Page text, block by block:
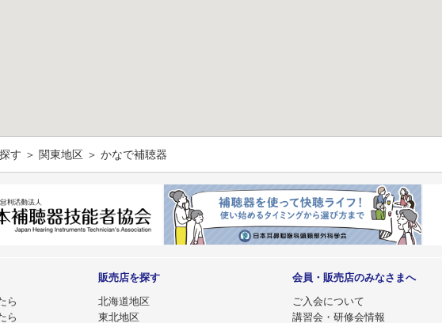
す ＞ 関東地区 ＞ かなで補聴器
ら
ら
販売店を探す
北海道地区
東北地区
会員・販売店のみなさまへ
ご入会について
講習会・研修会情報